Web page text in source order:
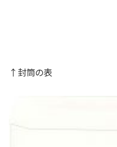
↑封筒の表